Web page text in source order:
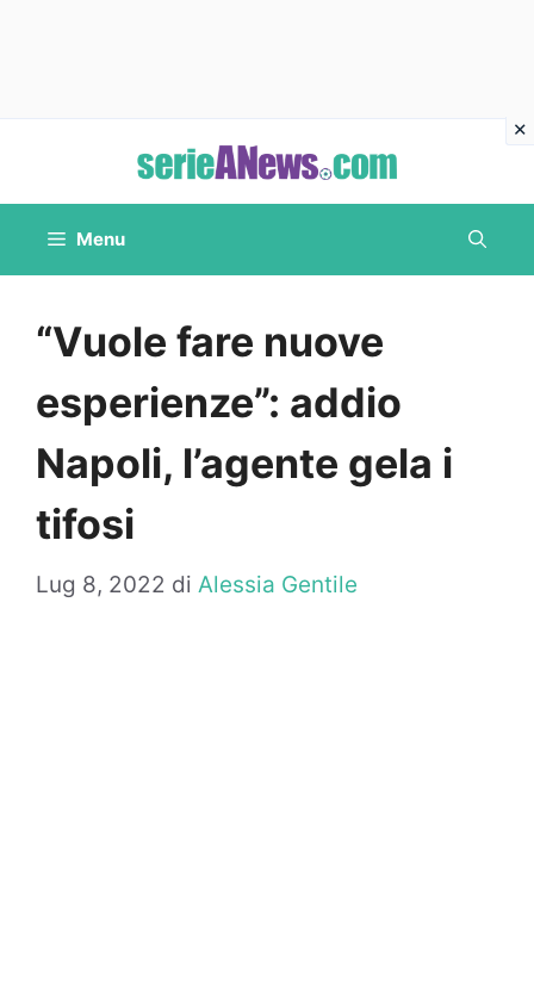
contenuto
Menu
“Vuole fare nuove
esperienze”: addio
Napoli, l’agente gela i
tifosi
Lug 8, 2022 di Alessia Gentile